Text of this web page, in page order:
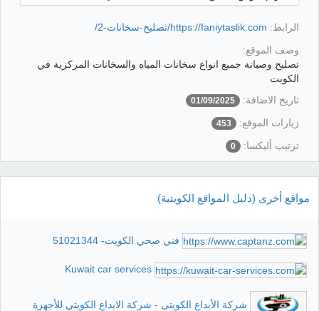
الرابط: https://faniytaslik.com/تصليح-سخانات-2/
وصف الموقع:
تصليح وصيانة جميع انواع سخانات المياه والسخانات المركزية في
الكويت
تاريخ الاضافة:
01/09/2025
زيارات الموقع: 453
ترتيب أليكسا: 0
مواقع أخرى (دليل المواقع الكويتية)
فني صحي الكويت- 51021344
Kuwait car services
شركة الأبداع الكويتى - شركة الابداع الكويتي للأجهزة